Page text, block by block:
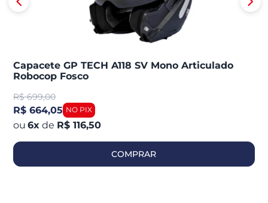
Capacete GP TECH A118 SV Mono Articulado
Robocop Fosco
R$ 699,00
R$ 664,05
6x de R$ 116,50
COMPRAR